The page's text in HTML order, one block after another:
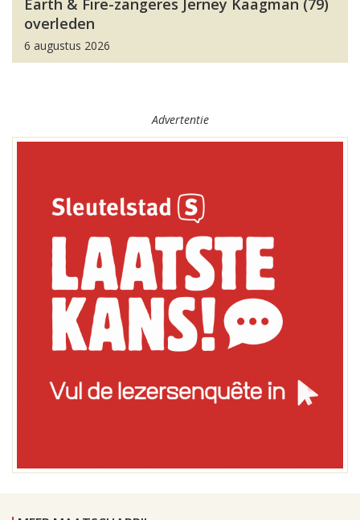
Earth & Fire-zangeres Jerney Kaagman (79)
overleden
6 augustus 2026
Advertentie